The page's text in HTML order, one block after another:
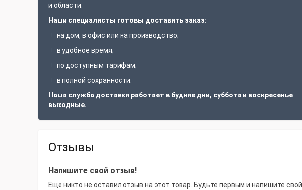
и области.
Наши специалисты готовы доставить заказ:
на дом, в офис или на производство;
в удобное время;
по доступным тарифам;
в полной сохранности.
Наша служба доставки работает в будние дни, суббота и воскресенье –
выходные.
Отзывы
Напишите свой отзыв!
Еще никто не оставил отзыв на этот товар. Будьте первым и напишите свой